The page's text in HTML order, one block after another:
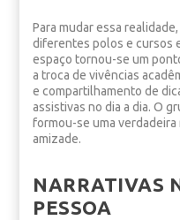
Para mudar essa
diferentes polos e cursos
espaço tornou-se um
a troca de vivências
e compartilhamento de
assistivas no dia a dia. O
formou-se uma
amizade.
NARRATIVAS
PESSOA